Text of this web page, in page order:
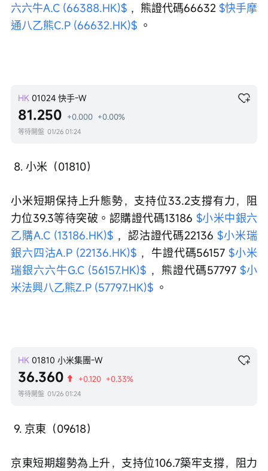
六六牛A.C (66388.HK)$ ，熊證代碼66632 $快手摩
通八乙熊C.P (66632.HK)$ 。
HK 01024 快手-W
81.250 +0.000 +0.00%
等待開盤 01/26 01:24
8. 小米（01810）
小米短期保持上升態勢，支持位33.2支撐有力，阻
力位39.3等待突破。認購證代碼13186 $小米中銀六
乙購A.C (13186.HK)$ ，認沽證代碼22136 $小米瑞
銀六四沽A.P (22136.HK)$ ，牛證代碼56157 $小米
瑞銀六六牛G.C (56157.HK)$ ，熊證代碼57797 $小
米法興八乙熊Z.P (57797.HK)$ 。
HK 01810 小米集團-W
36.360 +0.120 +0.33%
等待開盤 01/26 01:24
9. 京東（09618）
京東短期趨勢為上升，支持位106.7築牢支撐，阻力